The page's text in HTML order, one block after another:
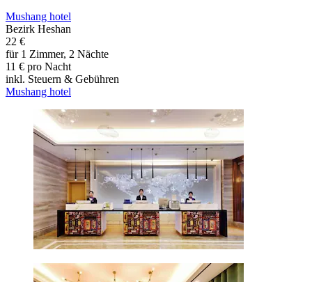
Mushang hotel
Bezirk Heshan
22 €
für 1 Zimmer, 2 Nächte
11 € pro Nacht
inkl. Steuern & Gebühren
Mushang hotel